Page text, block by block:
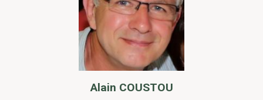
Alain COUSTOU